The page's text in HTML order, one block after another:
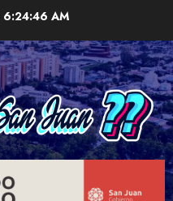
6:24:47 AM